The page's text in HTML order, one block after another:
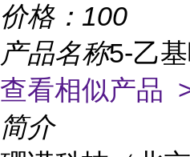
价格： 100
产品名称5-乙
查看相似产品
简介